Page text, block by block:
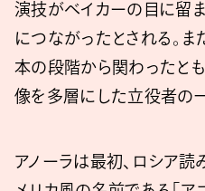
演技がベイカーの目に留
につながったとされる。ま
本の段階から関わったと
像を多層にした立役者の
アノーラは最初、ロシア読